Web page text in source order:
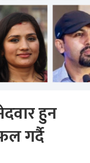
हुन
गर्दै